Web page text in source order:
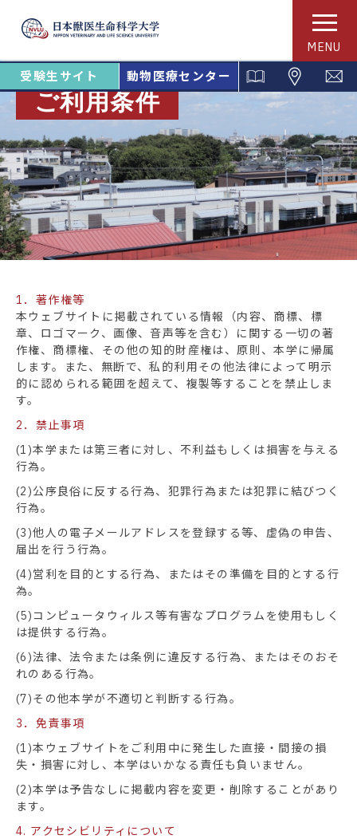
MENU
受験生サイト 動物医療センター
ご利用条件
1．著作権等
本ウェブサイトに掲載されている情報（内容、商標、標
章、ロゴマーク、画像、音声等を含む）に関する一切の著
作権、商標権、その他の知的財産権は、原則、本学に帰属
します。また、無断で、私的利用その他法律によって明示
的に認められる範囲を超えて、複製等することを禁止しま
す。
2．禁止事項
(1)本学または第三者に対し、不利益もしくは損害を与える
行為。
(2)公序良俗に反する行為、犯罪行為または犯罪に結びつく
行為。
(3)他人の電子メールアドレスを登録する等、虚偽の申告、
届出を行う行為。
(4)営利を目的とする行為、またはその準備を目的とする行
為。
(5)コンピュータウィルス等有害なプログラムを使用もしく
は提供する行為。
(6)法律、法令または条例に違反する行為、またはそのおそ
れのある行為。
(7)その他本学が不適切と判断する行為。
3．免責事項
(1)本ウェブサイトをご利用中に発生した直接・間接の損
失・損害に対し、本学はいかなる責任も負いません。
(2)本学は予告なしに掲載内容を変更・削除することがあり
ます。
4. アクセシビリティについて